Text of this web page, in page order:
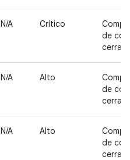
N/A Crítico
de
N/A Alto
de
N/A Alto
de